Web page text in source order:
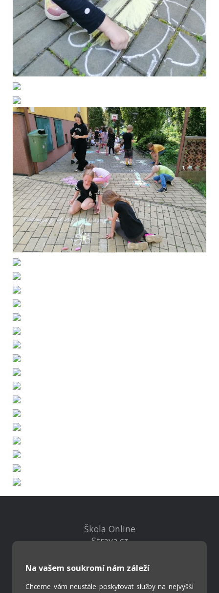
Na vašem soukromí nám záleží
Chceme vám neustále poskytovat služby na nejvyšší
Škola Online
Strava.cz
Kontakty
Projekty